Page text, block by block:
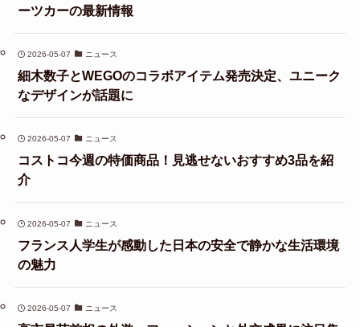
ーツカーの最新情報
2026-05-07 ニュース
細木数子とWEGOのコラボアイテム発売決定、ユニーク
なデザインが話題に
2026-05-07 ニュース
コストコ今週の特価商品！見逃せないおすすめ3品を紹
介
2026-05-07 ニュース
フランス人学生が感動した日本の安全で静かな生活環境
の魅力
2026-05-07 ニュース